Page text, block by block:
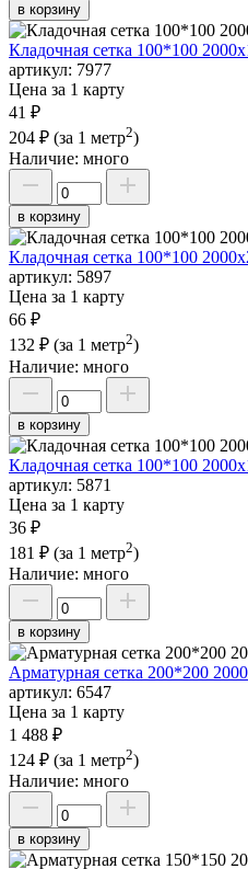
в корзину
Кладочная сетка 100*100
артикул: 7977
Цена за 1 карту
41 ₽
204 ₽ (за 1 метр2)
Наличие: много
в корзину
Кладочная сетка 100*100
артикул: 5897
Цена за 1 карту
66 ₽
132 ₽ (за 1 метр2)
Наличие: много
в корзину
Кладочная сетка 100*100
артикул: 5871
Цена за 1 карту
36 ₽
181 ₽ (за 1 метр2)
Наличие: много
в корзину
Арматурная сетка 200*200
артикул: 6547
Цена за 1 карту
1 488 ₽
124 ₽ (за 1 метр2)
Наличие: много
в корзину